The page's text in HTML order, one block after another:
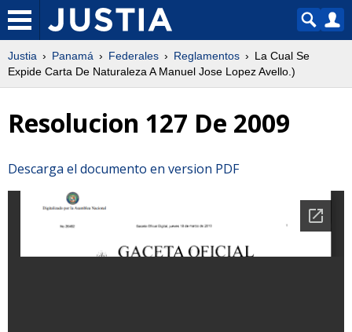
Justia Panamá Federales Reglamentos
La Cual Se
Expide Carta De Naturaleza A Manuel Jose Lopez Avello.)
Resolucion 127 De 2009
Descarga el documento en version PDF